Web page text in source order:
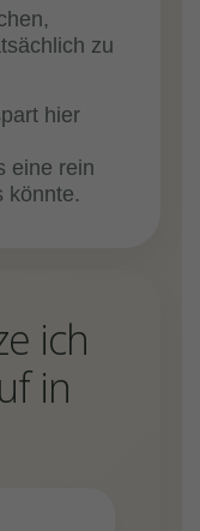
zu
hier
eine rein
könnte.
ich
in